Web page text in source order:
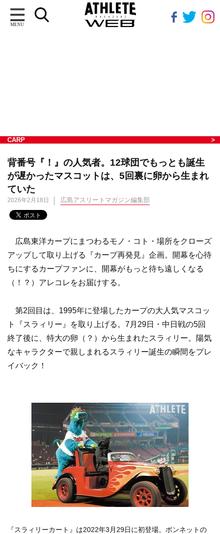
MENU
CARP
背番号『！』の人気者。12球団でもっとも誕生
が遅かったマスコットは、5回裏に卵から生まれ
ていた
2026年2月18日 広島アスリートマガジン編集部
広島東洋カープにまつわるモノ・コト・場所をクローズ
アップして取り上げる『カープ再発見』企画。開幕を心待
ちにするカープファンに、開幕がもっと待ち遠しくなる
（！？）アレコレをお届けする。
第2回目は、1995年に登場したカープの大人気マスコッ
ト『スラィリー』を取り上げる。7月29日・中日戦の5回
終了後に、特大の卵（？）から生まれたスラィリー。陽気
なキャラクターで親しまれるスラィリー誕生の瞬間をプレ
イバック！
『スラィリーカート』は2022年3月29日に初登場。ボンネットの